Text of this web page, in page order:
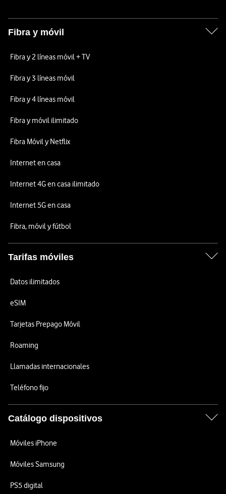
Fibra y móvil
Fibra y 2 líneas móvil + TV
Fibra y 3 líneas móvil
Fibra y 4 líneas móvil
Fibra y móvil ilimitado
Fibra Móvil y Netflix
Internet en casa
Internet 4G en casa ilimitado
Internet 5G en casa
Fibra, móvil y fútbol
Tarifas móviles
Datos ilimitados
eSIM
Tarjetas Prepago Móvil
Roaming
Llamadas internacionales
Teléfono fijo
Catálogo dispositivos
Móviles iPhone
Móviles Samsung
PS5 digital